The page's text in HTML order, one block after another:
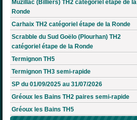
Muzillac (Billiers) TH2 catégoriel étape de la
Ronde
Carhaix TH2 catégoriel étape de la Ronde
Scrabble du Sud Goëlo (Plourhan) TH2
catégoriel étape de la Ronde
Termignon TH5
Termignon TH3 semi-rapide
SP du 01/09/2025 au 31/07/2026
Gréoux les Bains TH2 paires semi-rapide
Gréoux les Bains TH5